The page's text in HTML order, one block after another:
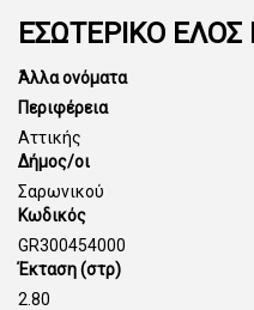
ΕΣΩΤΕΡΙΚΟ
Άλλα ονόματα
Περιφέρεια
Αττικής
Δήμος/οι
Σαρωνικού
Κωδικός
GR300454000
Έκταση (στρ)
2.80